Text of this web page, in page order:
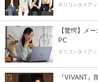
オリコンタイア
【驚愕】メ
PC
オリコンタイア
『VIVANT